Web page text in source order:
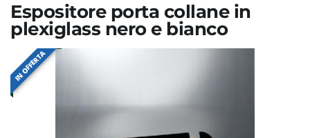
Espositore porta collane in
plexiglass nero e bianco
IN OFFERTA